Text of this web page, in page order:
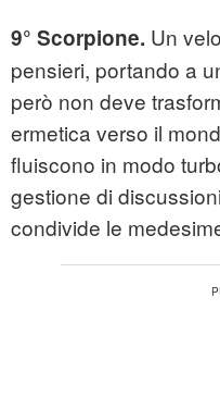
9° Scorpione. Un
pensieri, portando a
però non deve
ermetica verso il
fluiscono in modo
gestione di
condivide le